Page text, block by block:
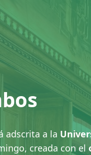
adscrita a la
creada con el